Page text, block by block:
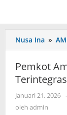
konten
Nusa Ina »
Pemkot
Januari 21, 2026 -
oleh admin